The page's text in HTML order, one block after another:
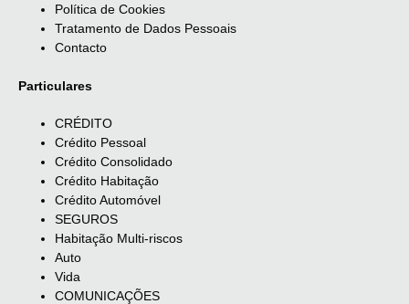
Política de Cookies
Tratamento de Dados Pessoais
Contacto
Particulares
CRÉDITO
Crédito Pessoal
Crédito Consolidado
Crédito Habitação
Crédito Automóvel
SEGUROS
Habitação Multi-riscos
Auto
Vida
COMUNICAÇÕES